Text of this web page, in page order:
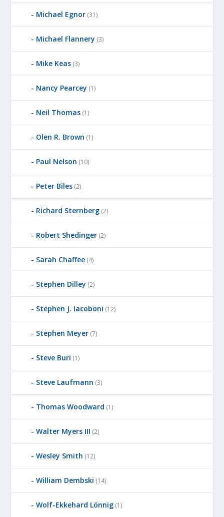
Michael Egnor (31)
Michael Flannery (3)
Mike Keas (3)
Nancy Pearcey (1)
Neil Thomas (1)
Olen R. Brown (1)
Paul Nelson (10)
Peter Biles (2)
Richard Sternberg (2)
Robert Shedinger (2)
Sarah Chaffee (4)
Stephen Dilley (2)
Stephen J. Iacoboni (12)
Stephen Meyer (7)
Steve Buri (1)
Steve Laufmann (3)
Thomas Woodward (1)
Walter Myers III (2)
Wesley Smith (12)
William Dembski (14)
Wolf-Ekkehard Lönnig (1)